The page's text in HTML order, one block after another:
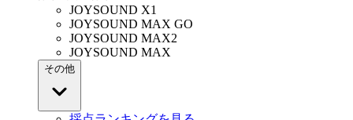
JOYSOUND X1
JOYSOUND MAX GO
JOYSOUND MAX2
JOYSOUND MAX
その他